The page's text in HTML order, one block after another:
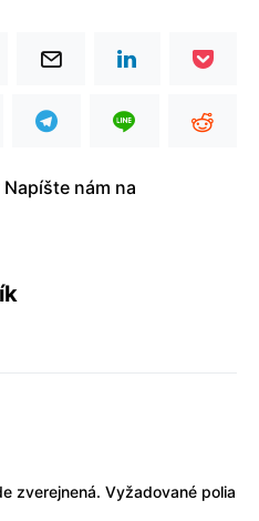
nám na
zverejnená. Vyžadované polia